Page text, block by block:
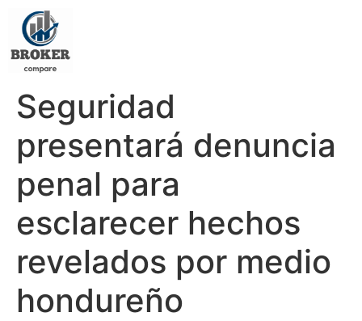
Seguridad
presentará denuncia
penal para
esclarecer hechos
revelados por medio
hondureño